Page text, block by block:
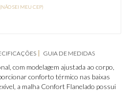
(NÃO SEI MEU CEP)
GUIA DE MEDIDAS
com modelagem ajustada ao corpo,
conforto térmico nas baixas
a malha Confort Flanelado possui